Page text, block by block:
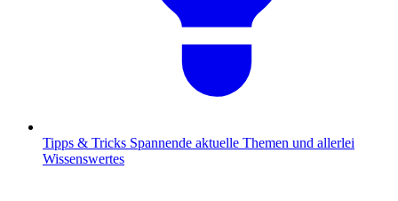
Tipps & Tricks Spannende aktuelle Themen und allerlei
Wissenswertes